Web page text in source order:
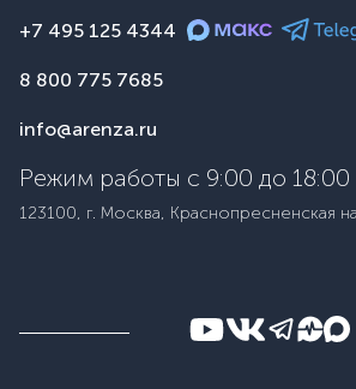
+7 495 125 4344
8 800 775 7685
info@arenza.ru
Режим работы с 9:00 до 18:00
123100, г. Москва, Краснопресненская